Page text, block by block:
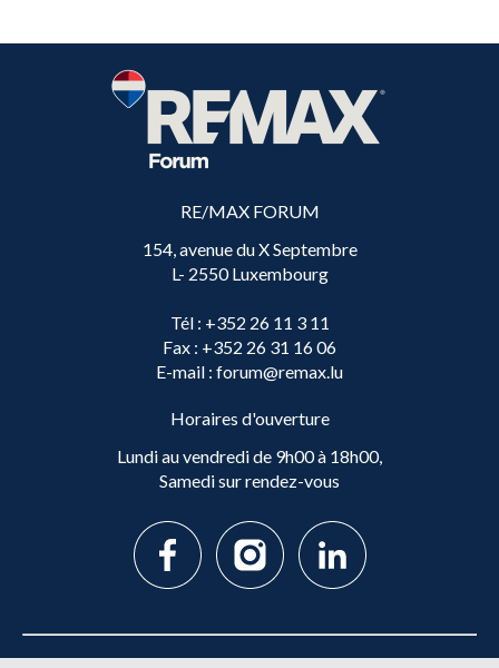
RE/MAX FORUM
154, avenue du X Septembre
L- 2550 Luxembourg
Tél: +352 26 11 3 11
Fax : +352 26 31 16 06
E-mail : forum@remax.lu
Horaires d'ouverture
Lundi au vendredi de 9h00 à 18h00,
Samedi sur rendez-vous